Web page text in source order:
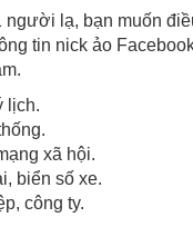
người lạ, bạn muốn
tin nick ảo
lịch.
xã hội.
biển số xe.
công ty.